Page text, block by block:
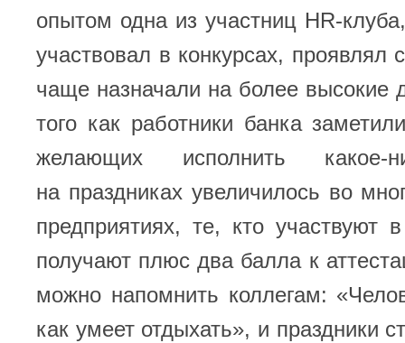
опытом одна из участниц HR-
участвовал в конкурсах, проявлял
чаще назначали на более высокие
того как работники банка
желающих исполнить какое-
на праздниках увеличилось во
предприятиях, те, кто участвуют
получают плюс два балла к
можно напомнить коллегам:
как умеет отдыхать», и праздники